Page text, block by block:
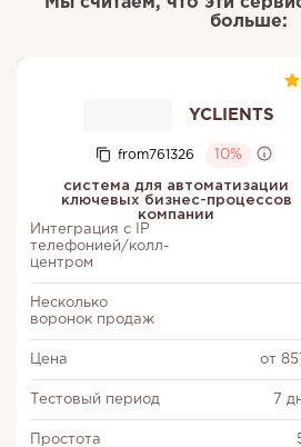
больше:
YCLIENTS
from761326 10%
система для автоматизации
ключевых бизнес-процессов
компании
Интеграция с IP
телефонией/колл-
центром
Несколько
воронок продаж
Цена от
Тестовый период 7
Простота